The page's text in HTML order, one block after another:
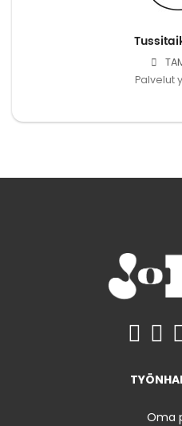
Palvelut
Oma